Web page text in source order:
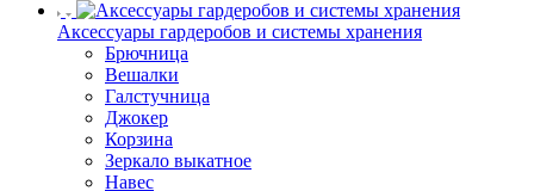
Аксессуары гардеробов и системы хранения
Брючница
Вешалки
Галстучница
Джокер
Корзина
Зеркало выкатное
Навес